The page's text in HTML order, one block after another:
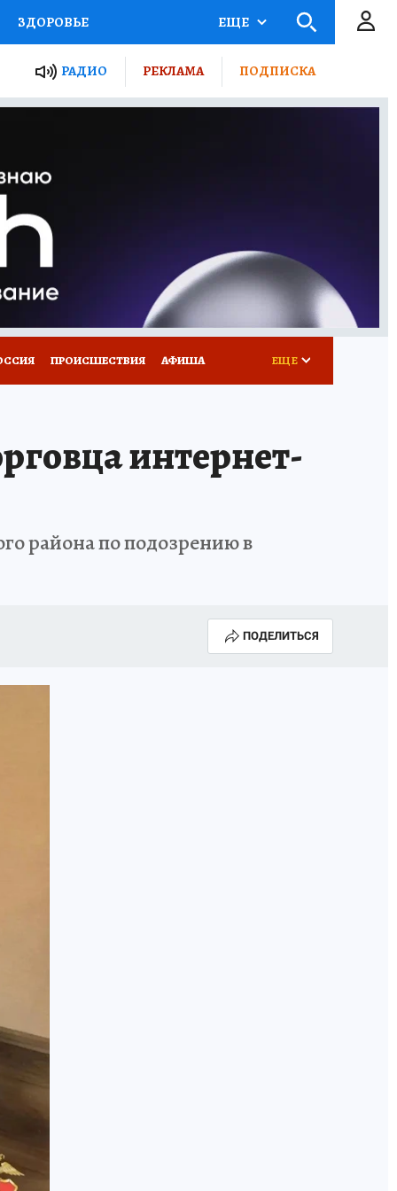
ЗДОРОВЬЕ
РОССИИ
ПУТЕВОДИТЕЛЬ
ПОТРЕБИТЕЛЯ
ЕЩЕ
РАДИО РЕКЛАМА ПОДПИСКА
ПРОИСШЕСТВИЯ АФИША ЕЩЕ
интернет-
района по подозрению в
ПОДЕЛИТЬСЯ